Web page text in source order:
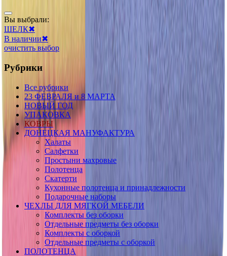
Вы выбрали:
ШЕЛК✖
В наличии✖
очистить выбор
Рубрики
Все рубрики
23 ФЕВРАЛЯ и 8 МАРТА
НОВЫЙ ГОД
УПАКОВКА
КОВРЫ
ДОНЕЦКАЯ МАНУФАКТУРА
Халаты
Салфетки
Простыни махровые
Полотенца
Скатерти
Кухонные полотенца и принадлежности
Подарочные наборы
ЧЕХЛЫ ДЛЯ МЯГКОЙ МЕБЕЛИ
Комплекты без оборки
Отдельные предметы без оборки
Комплекты с оборкой
Отдельные предметы с оборкой
ПОЛОТЕНЦА